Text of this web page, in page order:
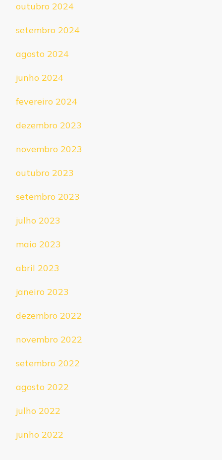
outubro 2024
setembro 2024
agosto 2024
junho 2024
fevereiro 2024
dezembro 2023
novembro 2023
outubro 2023
setembro 2023
julho 2023
maio 2023
abril 2023
janeiro 2023
dezembro 2022
novembro 2022
setembro 2022
agosto 2022
julho 2022
junho 2022